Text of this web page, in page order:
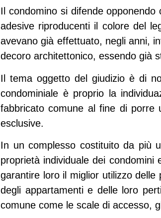
Il condomino si difende
adesive riproducenti il colore del
avevano già effettuato, negli anni,
decoro architettonico, essendo già
Il tema oggetto del giudizio è di
condominiale è proprio la
fabbricato comune al fine di porre
esclusive.
In un complesso costituito da più
proprietà individuale dei
garantire loro il miglior utilizzo delle
degli appartamenti e delle loro
comune come le scale di accesso,